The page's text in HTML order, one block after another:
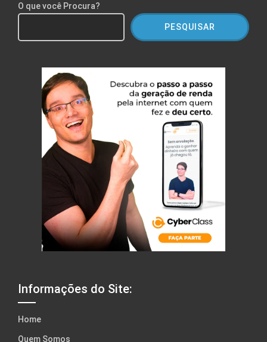
O que você Procura?
PESQUISAR
Informações do Site:
Home
Quem Somos